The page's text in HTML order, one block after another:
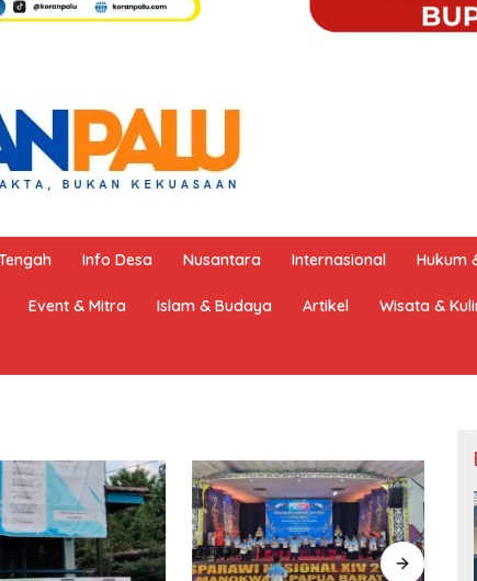
Info Desa Nusantara Internasional Hukum
Event & Mitra Islam & Budaya Artikel Wisata &